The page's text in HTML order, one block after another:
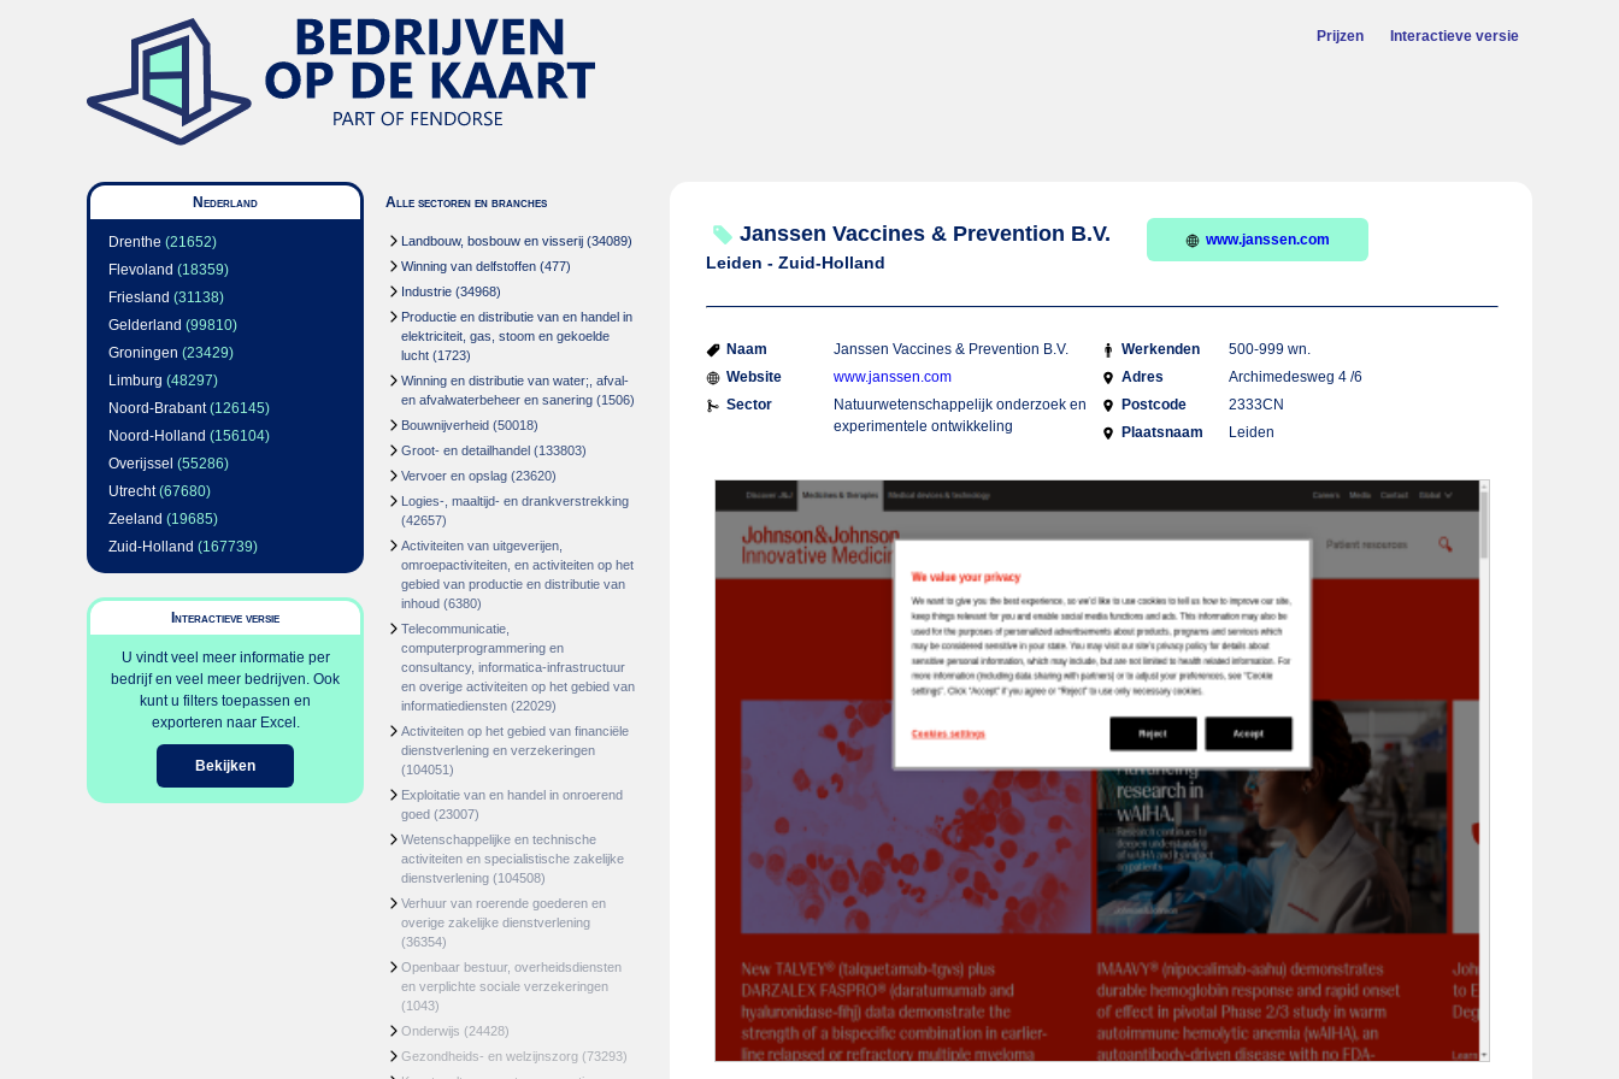
Prijzen Interactieve versie
Nederland
Drenthe (21652)
Flevoland (18359)
Friesland (31138)
Gelderland (99810)
Groningen (23429)
Limburg (48297)
Noord-Brabant(126145)
Noord-Holland (156104)
Overijssel (55286)
Utrecht(67680)
Zeeland (19685)
Zuid-Holland (167739)
Interactieve versie
U vindt veel meer informatie per
bedrijf en veel meer bedrijven. Ook
kunt u filters toepassen en
exporteren naar Excel.
Bekijken
Alle sectoren en branches
Landbouw, bosbouw en visserij (34089)
Winning van delfstoffen (477)
Industrie (34968)
Productie en distributie van en handel in
elektriciteit, gas, stoom en gekoelde
lucht (1723)
Winning en distributie van water;, afval-
en afvalwaterbeheer en sanering (1506)
Bouwnijverheid (50018)
Groot- en detailhandel (133803)
Vervoer en opslag (23620)
Logies-, maaltijd- en drankverstrekking
(42657)
Activiteiten van uitgeverijen,
omroepactiviteiten, en activiteiten op het
gebied van productie en distributie van
inhoud (6380)
Telecommunicatie,
computerprogrammering en
consultancy, informatica-infrastructuur
en overige activiteiten op het gebied van
informatiediensten (22029)
Activiteiten op het gebied van financiële
dienstverlening en verzekeringen
(104051)
Exploitatie van en handel in onroerend
goed (23007)
Wetenschappelijke en technische
activiteiten en specialistische zakelijke
dienstverlening (104508)
Verhuur van roerende goederen en
overige zakelijke dienstverlening
(36354)
Openbaar bestuur, overheidsdiensten
en verplichte sociale verzekeringen
(1043)
Onderwijs (24428)
Gezondheids- en welzijnszorg (73293)
Janssen Vaccines & Prevention B.V.
Leiden - Zuid-Holland
www.janssen.com
Naam
Janssen Vaccines & Prevention B.V.
Website
www.janssen.com
Sector
Natuurwetenschappelijk onderzoek en
experimentele ontwikkeling
Werkenden
500-999 wn.
Adres
Archimedesweg 4 /6
Postcode
2333CN
Plaatsnaam
Leiden